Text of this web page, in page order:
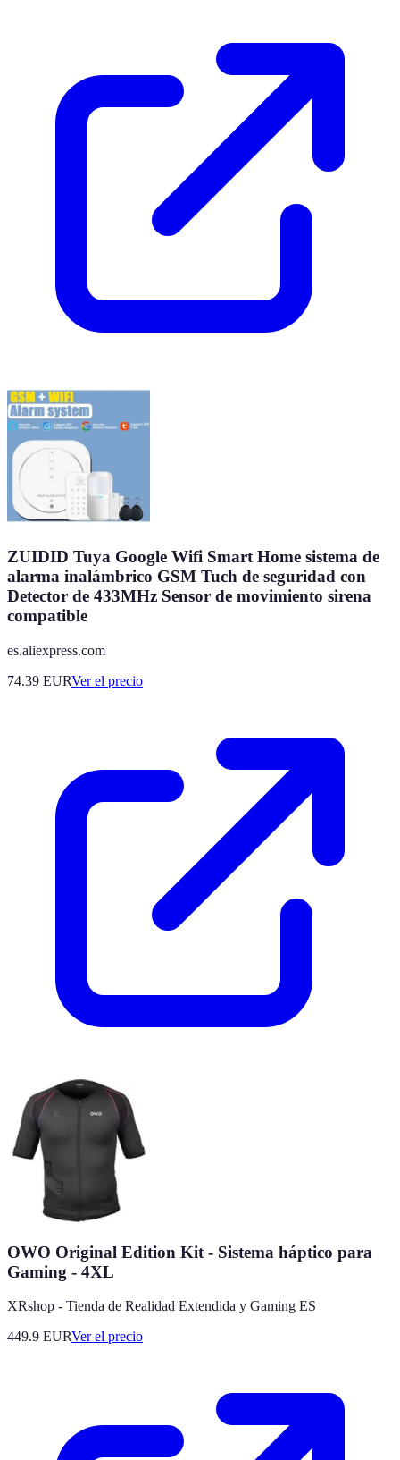
ZUIDID Tuya Google Wifi Smart Home sistema de
alarma inalámbrico GSM Tuch de seguridad con
Detector de 433MHz Sensor de movimiento sirena
compatible
es.aliexpress.com
74.39 EURVer el precio
OWO Original Edition Kit - Sistema háptico para
Gaming - 4XL
XRshop - Tienda de Realidad Extendida y Gaming ES
449.9 EURVer el precio